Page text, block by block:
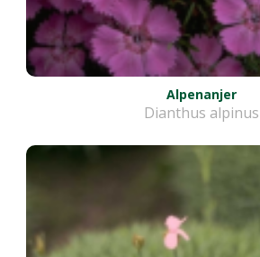
Alpenanjer
Dianthus alpinus